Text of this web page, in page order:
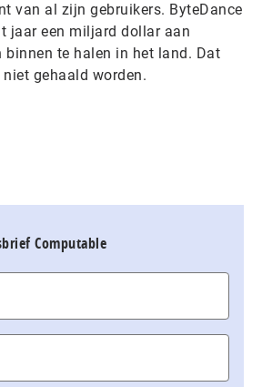
van al zijn gebruikers. ByteDance
jaar een miljard dollar aan
binnen te halen in het land. Dat
gehaald worden.
Computable